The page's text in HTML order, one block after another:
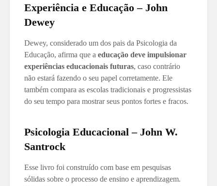
Experiência e Educação – John
Dewey
Dewey, considerado um dos pais da Psicologia da
Educação, afirma que a educação deve impulsionar
experiências educacionais futuras, caso contrário
não estará fazendo o seu papel corretamente. Ele
também compara as escolas tradicionais e progressistas
do seu tempo para mostrar seus pontos fortes e fracos.
Psicologia Educacional – John W.
Santrock
Esse livro foi construído com base em pesquisas
sólidas sobre o processo de ensino e aprendizagem.